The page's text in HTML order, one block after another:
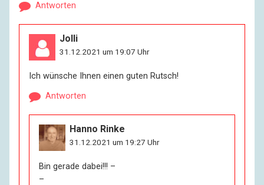
Antworten
Jolli
31.12.2021 um 19:07 Uhr
Ich wünsche Ihnen einen guten Rutsch!
Antworten
Hanno Rinke
31.12.2021 um 19:27 Uhr
Bin gerade dabei!!! –
–